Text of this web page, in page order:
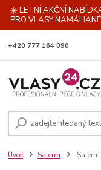
☀️ LETNÍ AKČNÍ
PRO VLASY
+420 777 164 090
Úvod Salerm